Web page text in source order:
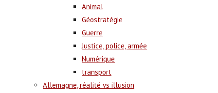
Animal
Géostratégie
Guerre
Justice, police, armée
Numérique
transport
Allemagne, réalité vs illusion